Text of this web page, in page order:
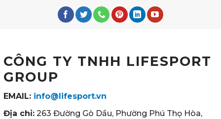
CÔNG TY TNHH LIFESPORT
GROUP
EMAIL: info@lifesport.vn
Địa chỉ: 263 Đường Gò Dầu, Phường Phú Thọ Hòa,